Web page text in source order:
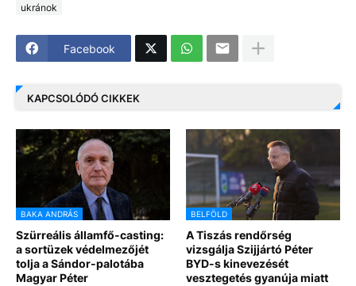
ukránok
Facebook
KAPCSOLÓDÓ CIKKEK
BAKA ANDRÁS
Szürreális államfő-casting:
a sortüzek védelmezőjét
tolja a Sándor-palotába
Magyar Péter
BELFÖLD
A Tiszás rendőrség
vizsgálja Szijjártó Péter
BYD-s kinevezését
vesztegetés gyanúja miatt